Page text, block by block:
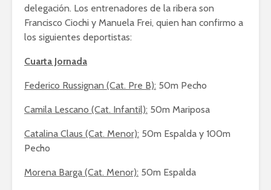
delegación. Los entrenadores de la ribera son
Francisco Ciochi y Manuela Frei, quien han confirmo a
los siguientes deportistas:
Cuarta Jornada
Federico Russignan (Cat. Pre B): 50m Pecho
Camila Lescano (Cat. Infantil): 50m Mariposa
Catalina Claus (Cat. Menor): 50m Espalda y 100m
Pecho
Morena Barga (Cat. Menor): 50m Espalda